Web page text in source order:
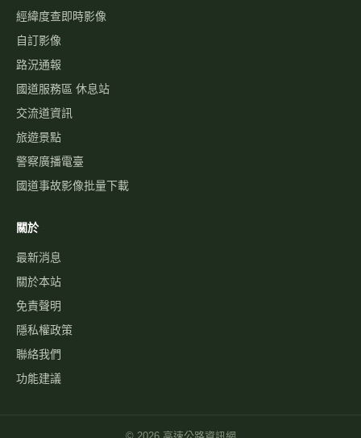
經緯度查即時影像
自訂影像
路況通報
國道服務區 休息站
交流道資訊
旅遊景點
警察廣播電臺
國道事故影像批量下載
關於
最新消息
關於本站
免責聲明
隱私權政策
聯絡我們
功能建議